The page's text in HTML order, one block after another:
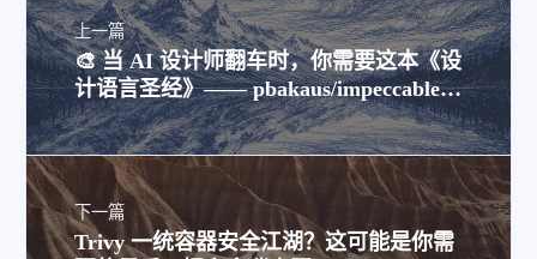
上一篇
🎨 当 AI 设计师翻车时，你需要这本《设
计语言圣经》—— pbakaus/impeccable
深度体验
下一篇
Trivy 一统容器安全江湖？这可能是你需